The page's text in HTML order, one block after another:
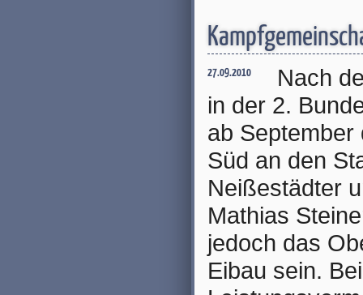
27.09.2010
Nach
in der 2.
ab September
Süd an den
Neißestädter
Mathias
jedoch das
Eibau sein.